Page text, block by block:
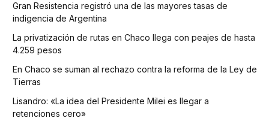
Gran Resistencia registró una de las mayores tasas de
indigencia de Argentina
La privatización de rutas en Chaco llega con peajes de hasta
4.259 pesos
En Chaco se suman al rechazo contra la reforma de la Ley de
Tierras
Lisandro: «La idea del Presidente Milei es llegar a
retenciones cero»